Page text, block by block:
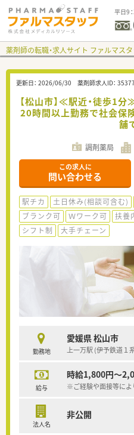
平日9
薬剤師の転職・求人サイト ファルマス
更新日： 2026/06/30 薬剤師求人ID：
【松山市】≪駅近・徒歩1
20時間以上勤務で社会保
舗
調剤薬局
この求人に
問い合わせる
駅チカ 土日休み(相談可含む)
ブランク可
Ｗワーク可 扶養
シフト制
大手チェーン
勤務地
愛媛県 松山市
上一万駅 (伊予鉄道１
給与
時給1,800円～
※ご経験や面接等によ
法人名
非公開